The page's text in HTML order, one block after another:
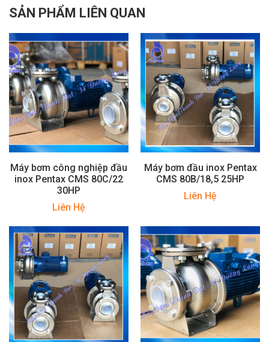
SẢN PHẨM LIÊN QUAN
Máy bơm công nghiệp đầu
inox Pentax CMS 80C/22
30HP
Liên Hệ
Máy bơm đầu inox Pentax
CMS 80B/18,5 25HP
Liên Hệ